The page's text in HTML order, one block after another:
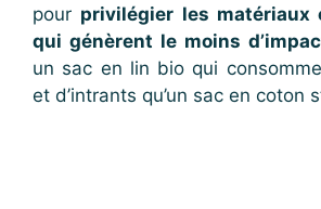
pour privilégier les matériaux
qui génèrent le moins
un sac en lin bio qui
et d’intrants qu’un sac en coton